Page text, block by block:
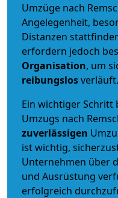
Umzüge nach
Angelegenheit,
Distanzen
erfordern jedoch
Organisation, um
reibungslosverläuft.
Ein wichtiger Schritt
Umzugs nach
zuverlässigen
ist wichtig,
Unternehmen über
und Ausrüstung
erfolgreich